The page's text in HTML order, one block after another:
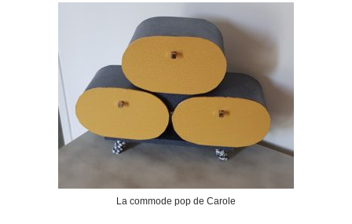
La commode pop de Carole